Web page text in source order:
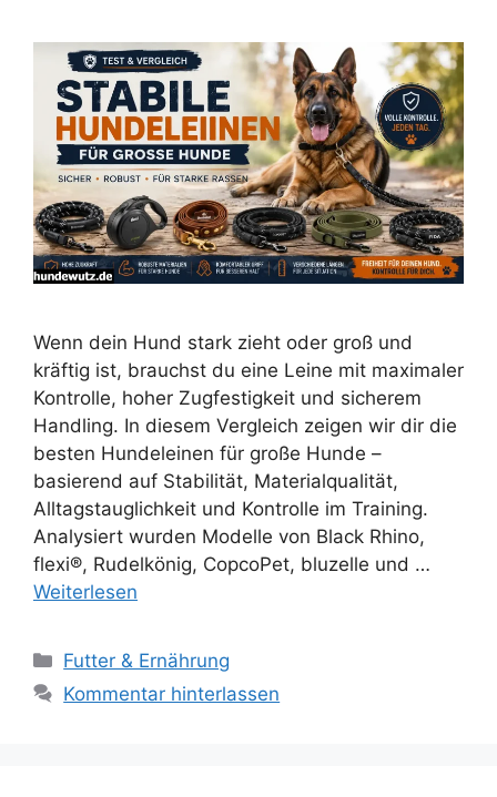
Wenn dein Hund stark zieht oder groß und
kräftig ist, brauchst du eine Leine mit maximaler
Kontrolle, hoher Zugfestigkeit und sicherem
Handling. In diesem Vergleich zeigen wir dir die
besten Hundeleinen für große Hunde –
basierend auf Stabilität, Materialqualität,
Alltagstauglichkeit und Kontrolle im Training.
Analysiert wurden Modelle von Black Rhino,
flexi®, Rudelkönig, CopcoPet, bluzelle und …
Weiterlesen
Kategorien
Futter & Ernährung
Kommentar hinterlassen